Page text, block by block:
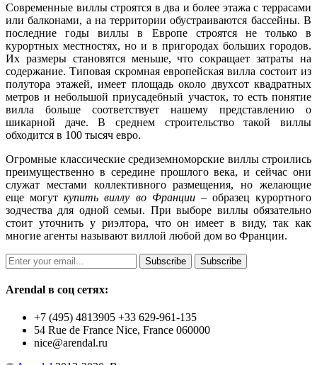
Современные виллы строятся в два и более этажа с террасами
или балконами, а на территории обустраиваются бассейны. В
последние годы виллы в Европе строятся не только в
курортных местностях, но и в пригородах больших городов.
Их размеры становятся меньше, что сокращает затраты на
содержание. Типовая скромная европейская вилла состоит из
полутора этажей, имеет площадь около двухсот квадратных
метров и небольшой приусадебный участок, то есть понятие
вилла больше соответствует нашему представлению о
шикарной даче. В среднем строительство такой виллы
обходится в 100 тысяч евро.
Огромные классические средиземноморские виллы строились
преимущественно в середине прошлого века, и сейчас они
служат местами коллективного размещения, но желающие
еще могуткупить виллу во Франции – образец курортного
зодчества для одной семьи. При выборе виллы обязательно
стоит уточнить у риэлтора, что он имеет в виду, так как
многие агенты называют виллой любой дом во Франции.
Subscribe Subscribe
Arendal в соц сетях:
+7 (495) 4813905 +33 629-961-135
54 Rue de France Nice, France 060000
nice@arendal.ru